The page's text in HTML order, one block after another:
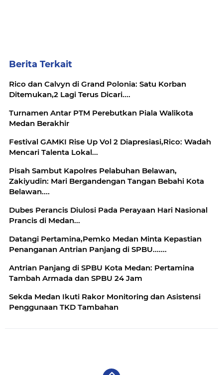
Berita Terkait
Rico dan Calvyn di Grand Polonia: Satu Korban
Ditemukan,2 Lagi Terus Dicari....
Turnamen Antar PTM Perebutkan Piala Walikota
Medan Berakhir
Festival GAMKI Rise Up Vol 2 Diapresiasi,Rico: Wadah
Mencari Talenta Lokal...
Pisah Sambut Kapolres Pelabuhan Belawan,
Zakiyudin: Mari Bergandengan Tangan Bebahi Kota
Belawan....
Dubes Perancis Diulosi Pada Perayaan Hari Nasional
Prancis di Medan...
Datangi Pertamina,Pemko Medan Minta Kepastian
Penanganan Antrian Panjang di SPBU.......
Antrian Panjang di SPBU Kota Medan: Pertamina
Tambah Armada dan SPBU 24 Jam
Sekda Medan Ikuti Rakor Monitoring dan Asistensi
Penggunaan TKD Tambahan